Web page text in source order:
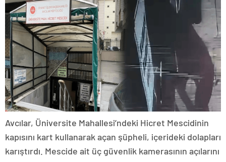
Avcılar, Üniversite Mahallesi’ndeki Hicret Mescidinin
kapısını kart kullanarak açan şüpheli, içerideki dolapları
karıştırdı. Mescide ait üç güvenlik kamerasının açılarını